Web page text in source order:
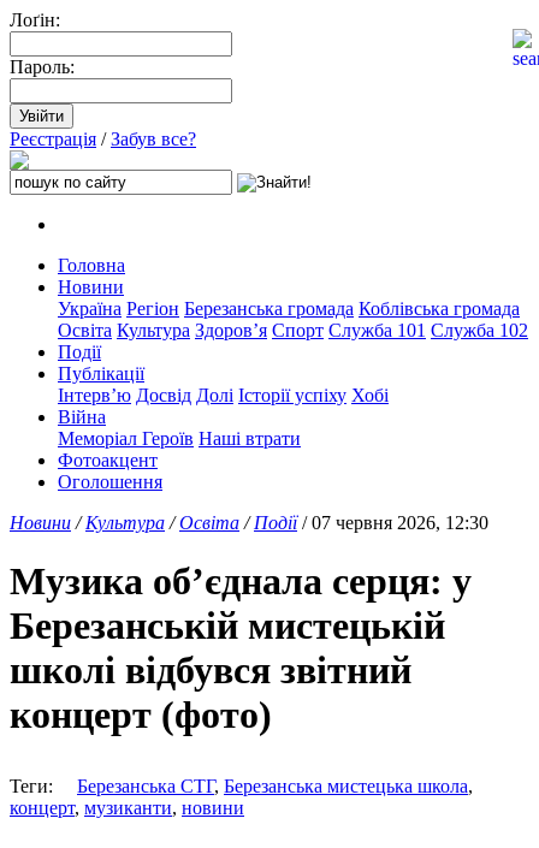
Лоґін:
Пароль:
Реєстрація /Забув все?
Головна
Новини
Україна Регіон Березанська громада Коблівська громада
Освіта Культура Здоров’я Спорт Служба 101 Служба 102
Події
Публікації
Інтерв’ю Досвід Долі Історії успіху Хобі
Війна
Меморіал Героїв Наші втрати
Фотоакцент
Оголошення
Новини /Культура /Освіта /Події/ 07 червня 2026, 12:30
Музика об’єднала серця: у
Березанській мистецькій
школі відбувся звітний
концерт (фото)
Теги: Березанська СТГ, Березанська мистецька школа,
концерт, музиканти, новини